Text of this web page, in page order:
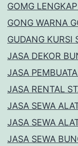
GOMG
GONG WARNA
GUDANG KURSI
JASA DEKOR
JASA
JASA RENTAL
JASA SEWA
JASA SEWA
JASA SEWA